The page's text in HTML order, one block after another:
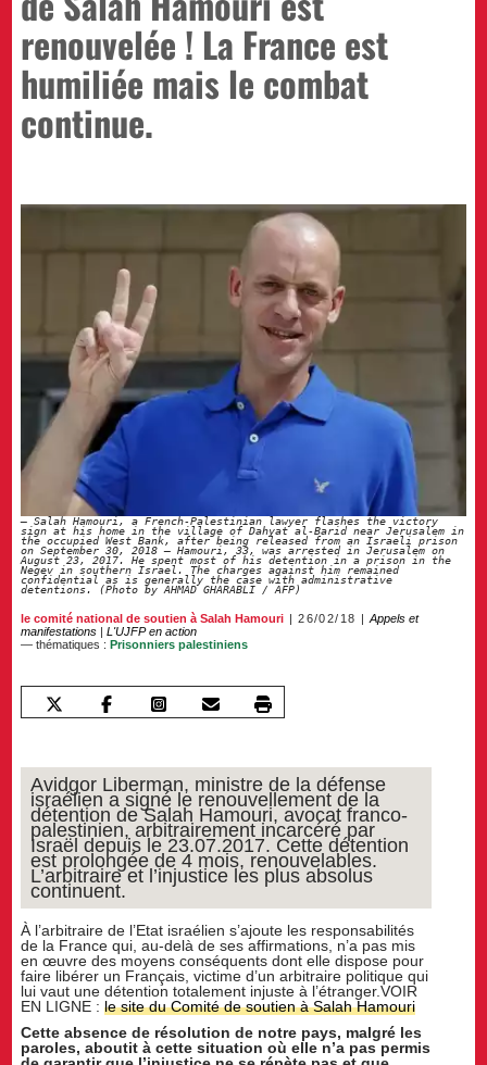
renouvelée ! La France est
humiliée mais le combat
continue.
Salah Hamouri, a French-Palestinian lawyer flashes the victory
sign at his home in the village of Dahyat al-Barid near Jerusalem in
the occupied West Bank, after being released from an Israeli prison
on September 30, 2018 – Hamouri, 33, was arrested in Jerusalem on
August 23, 2017. He spent most of his detention in a prison in the
Negev in southern Israel. The charges against him remained
confidential as is generally the case with administrative
detentions. (Photo by AHMAD GHARABLI / AFP)
le comité national de soutien à Salah Hamouri 26/02/18
Appels et
manifestations |L'UJFP en action
— thématiques :Prisonniers palestiniens
Avidgor Liberman, ministre de la défense
israélien a signé le renouvellement de la
détention de Salah Hamouri, avocat franco-
palestinien, arbitrairement incarcéré par
Israël depuis le 23.07.2017. Cette détention
est prolongée de 4 mois, renouvelables.
L’arbitraire et l’injustice les plus absolus
continuent.
À l’arbitraire de l’Etat israélien s’ajoute les responsabilités
de la France qui, au-delà de ses affirmations, n’a pas mis
en œuvre des moyens conséquents dont elle dispose pour
faire libérer un Français, victime d’un arbitraire politique qui
lui vaut une détention totalement injuste à l’étranger.VOIR
EN LIGNE :le site du Comité de soutien à Salah Hamouri
Cette absence de résolution de notre pays, malgré les
paroles, aboutit à cette situation où elle n’a pas permis